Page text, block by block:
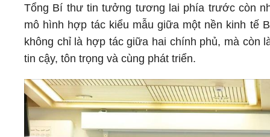
Tổng Bí thư tin tưởng tương lai phía trước còn
mô hình hợp tác kiểu mẫu giữa một nền kinh tế
không chỉ là hợp tác giữa hai chính phủ, mà còn
tin cậy, tôn trọng và cùng phát triển.